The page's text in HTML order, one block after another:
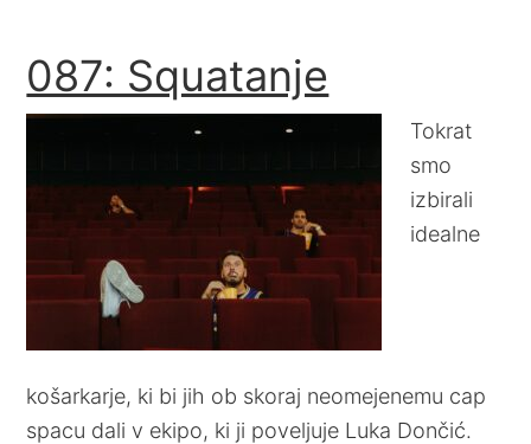
087: Squatanje
Tokrat
smo
izbirali
idealne
košarkarje, ki bi jih ob skoraj neomejenemu cap
spacu dali v ekipo, ki ji poveljuje Luka Dončić.